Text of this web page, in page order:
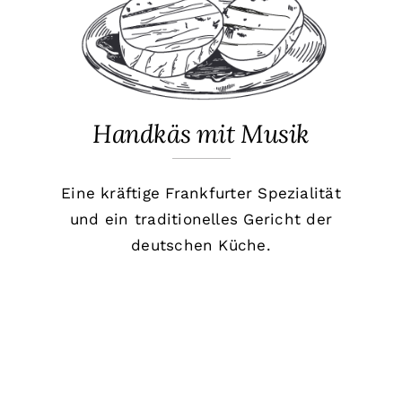
Handkäs mit Musik
Eine kräftige Frankfurter Spezialität
und ein traditionelles Gericht der
deutschen Küche.